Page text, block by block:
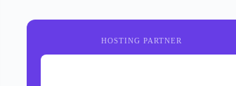
HOSTING PARTNER